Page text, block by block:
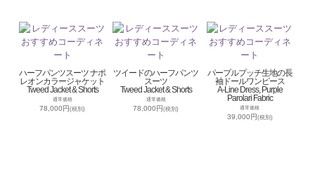
ハーフパンツスーツ ナポ
レオンカラージャケット
Tweed Jacket & Shorts
通常価格
78,000円(税別)
ツイードのハーフパンツ
スーツ
Tweed Jacket & Shorts
通常価格
78,000円(税別)
パープルプッチ生地の長
袖ドールワンピース
A-Line Dress, Purple
Parolari Fabric
通常価格
39,000円(税別)